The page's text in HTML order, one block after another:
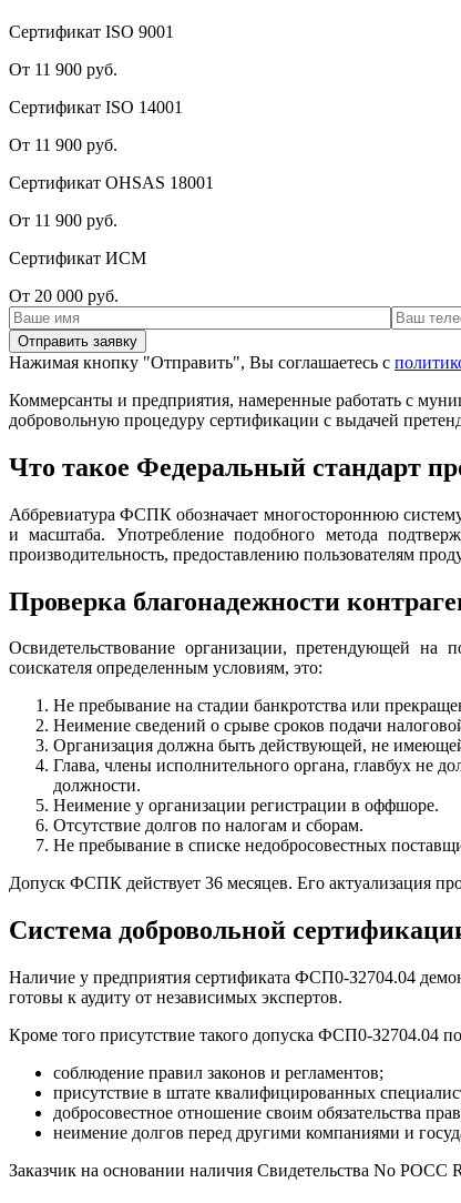
Сертификат ISO 9001
От 11 900 руб.
Сертификат ISO 14001
От 11 900 руб.
Сертификат OHSAS 18001
От 11 900 руб.
Сертификат ИСМ
От 20 000 руб.
Нажимая кнопку "Отправить", Вы соглашаетесь с
Коммерсанты и предприятия, намеренные работать с
добровольную процедуру сертификации с выдачей
Что такое Федеральный стандарт
Аббревиатура ФСПК обозначает многостороннюю
и масштаба. Употребление подобного метода
производительность, предоставлению пользователям
Проверка благонадежности
Освидетельствование организации, претендующей на
соискателя определенным условиям, это:
Не пребывание на стадии банкротства или
Неимение сведений о срыве сроков подачи
Организация должна быть действующей, не
Глава, члены исполнительного органа, главбух не
должности.
Неимение у организации регистрации в оффшоре.
Отсутствие долгов по налогам и сборам.
Не пребывание в списке недобросовестных
Допуск ФСПК действует 36 месяцев. Его актуализация
Система добровольной
Наличие у предприятия сертификата ФСП0-З2704.04
готовы к аудиту от независимых экспертов.
Кроме того присутствие такого допуска ФСП0-З2704.04
соблюдение правил законов и регламентов;
присутствие в штате квалифицированных
добросовестное отношение своим обязательства
неимение долгов перед другими компаниями и
Заказчик на основании наличия Свидетельства No РОСС